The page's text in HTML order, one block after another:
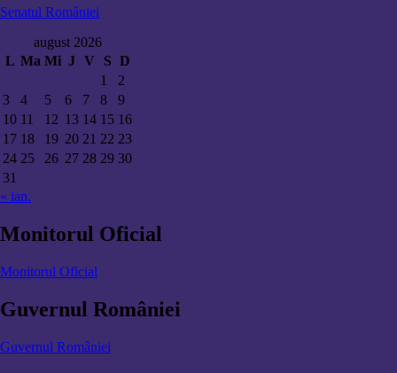
Senatul României
august 2026
L Ma Mi J V S D
1
2
3
4 5 6 7 8
9
10 11 12 13 14 15 16
17 18 19 20 21 22 23
24 25 26 27 28 29 30
31
« ian.
Monitorul Oficial
Monitorul Oficial
Guvernul României
Guvernul României